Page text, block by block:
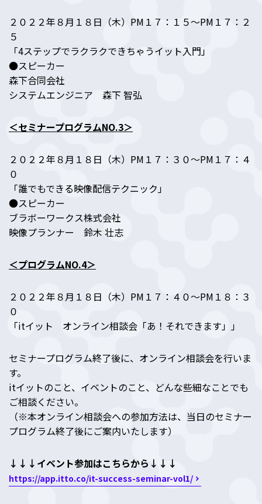
２０２２年８月１８日（木）PM１７：１５～PM１７：２
５
「4ステップでラクラクできちゃうイット入門」
●スピーカー
森下合同会社
システムエンジニア 森下 智弘
＜セミナープログラムNO.3＞
２０２２年８月１８日（木）PM１７：３０～PM１７：４
０
「誰でもできる映像配信テクニック」
●スピーカー
ブラボーワークス株式会社
映像プランナー 鈴木 壮志
＜プログラムNO.4＞
２０２２年８月１８日（木）PM１７：４０～PM１８：３
０
「itイット オンライン相談会「あ！それできます」」
セミナープログラム終了後に、オンライン相談会を行いま
す。
itイットのこと、イベントのこと、どんな些細なことでも
ご相談ください。
（※本オンライン相談会への参加方法は、当日のセミナー
プログラム終了後にご案内いたします）
↓↓↓イベント参加はこちらから↓↓↓
https://app.itto.co/it-success-seminar-vol1/